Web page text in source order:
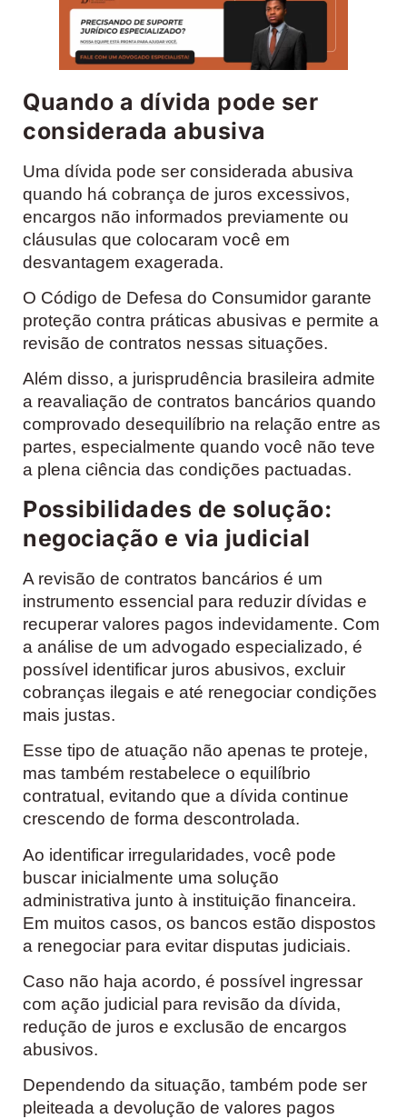
Quando a dívida pode ser
considerada abusiva
Uma dívida pode ser considerada abusiva
quando há cobrança de juros excessivos,
encargos não informados previamente ou
cláusulas que colocaram você em
desvantagem exagerada.
O Código de Defesa do Consumidor garante
proteção contra práticas abusivas e permite a
revisão de contratos nessas situações.
Além disso, a jurisprudência brasileira admite
a reavaliação de contratos bancários quando
comprovado desequilíbrio na relação entre as
partes, especialmente quando você não teve
a plena ciência das condições pactuadas.
Possibilidades de solução:
negociação e via judicial
A revisão de contratos bancários é um
instrumento essencial para reduzir dívidas e
recuperar valores pagos indevidamente. Com
a análise de um advogado especializado, é
possível identificar juros abusivos, excluir
cobranças ilegais e até renegociar condições
mais justas.
Esse tipo de atuação não apenas te proteje,
mas também restabelece o equilíbrio
contratual, evitando que a dívida continue
crescendo de forma descontrolada.
Ao identificar irregularidades, você pode
buscar inicialmente uma solução
administrativa junto à instituição financeira.
Em muitos casos, os bancos estão dispostos
a renegociar para evitar disputas judiciais.
Caso não haja acordo, é possível ingressar
com ação judicial para revisão da dívida,
redução de juros e exclusão de encargos
abusivos.
Dependendo da situação, também pode ser
pleiteada a devolução de valores pagos